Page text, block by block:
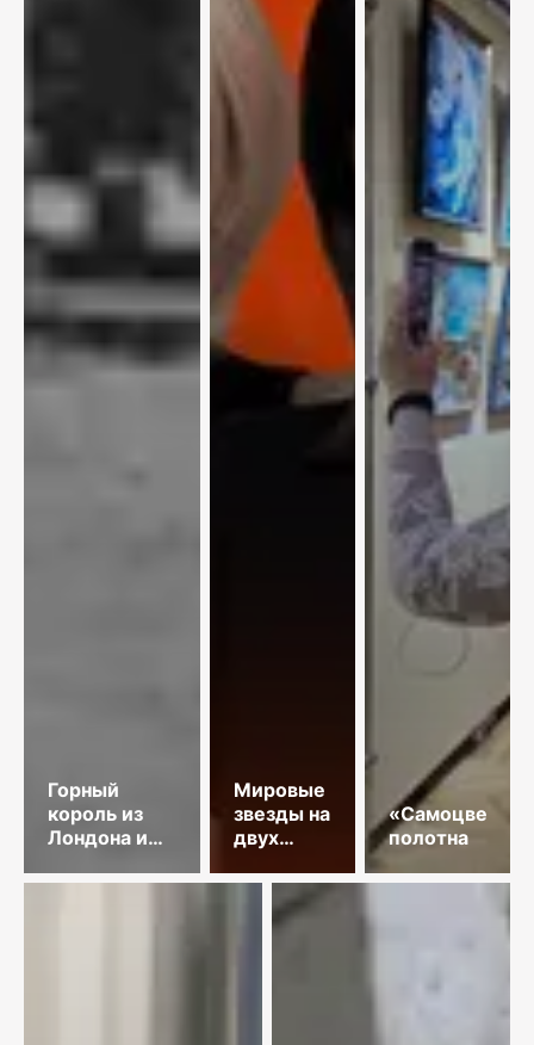
Горный
король из
Лондона и
Майкаина
Мировые
звезды на
двух
столицы
полотна